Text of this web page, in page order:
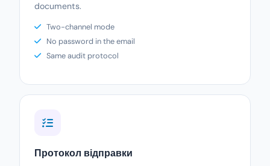
documents.
Two-channel mode
No password in the email
Same audit protocol
Протокол відправки